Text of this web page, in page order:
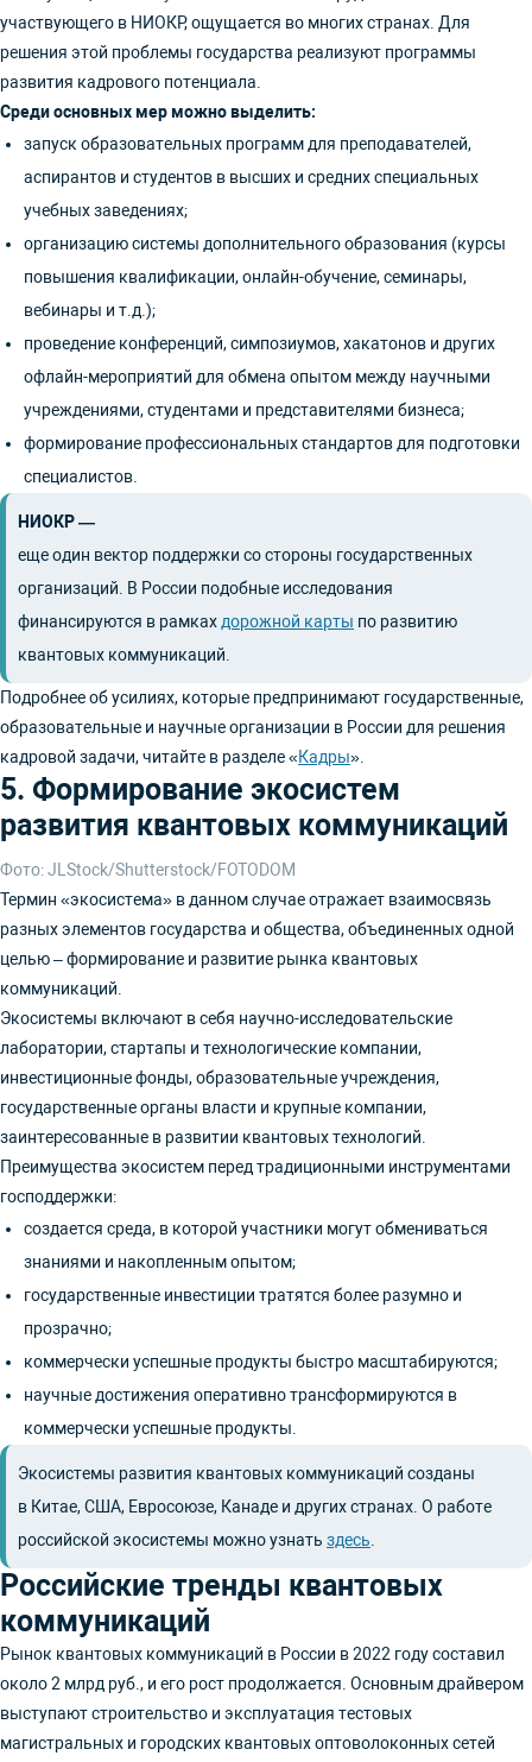
участвующего в НИОКР, ощущается во многих странах. Для
решения этой проблемы государства реализуют программы
развития кадрового потенциала.
Среди основных мер можно выделить:
запуск образовательных программ для преподавателей,
аспирантов и студентов в высших и средних специальных
учебных заведениях;
организацию системы дополнительного образования (курсы
повышения квалификации, онлайн-обучение, семинары,
вебинары и т.д.);
проведение конференций, симпозиумов, хакатонов и других
офлайн-мероприятий для обмена опытом между научными
учреждениями, студентами и представителями бизнеса;
формирование профессиональных стандартов для подготовки
специалистов.
НИОКР —
еще один вектор поддержки со стороны государственных
организаций. В России подобные исследования
финансируются в рамках дорожной карты по развитию
квантовых коммуникаций.
Подробнее об усилиях, которые предпринимают государственные,
образовательные и научные организации в России для решения
кадровой задачи, читайте в разделе «Кадры».
5. Формирование экосистем
развития квантовых коммуникаций
Фото: JLStock/Shutterstock/FOTODOM
Термин «экосистема» в данном случае отражает взаимосвязь
разных элементов государства и общества, объединенных одной
целью – формирование и развитие рынка квантовых
коммуникаций.
Экосистемы включают в себя научно-исследовательские
лаборатории, стартапы и технологические компании,
инвестиционные фонды, образовательные учреждения,
государственные органы власти и крупные компании,
заинтересованные в развитии квантовых технологий.
Преимущества экосистем перед традиционными инструментами
господдержки:
создается среда, в которой участники могут обмениваться
знаниями и накопленным опытом;
государственные инвестиции тратятся более разумно и
прозрачно;
коммерчески успешные продукты быстро масштабируются;
научные достижения оперативно трансформируются в
коммерчески успешные продукты.
Экосистемы развития квантовых коммуникаций созданы
в Китае, США, Евросоюзе, Канаде и других странах. О работе
российской экосистемы можно узнать здесь
Российские тренды квантовых
коммуникаций
Рынок квантовых коммуникаций в России в 2022 году составил
около 2 млрд руб., и его рост продолжается. Основным драйвером
выступают строительство и эксплуатация тестовых
магистральных и городских квантовых оптоволоконных сетей